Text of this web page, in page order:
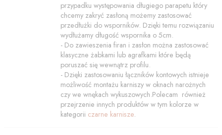
przypadku występowania długiego parapetu który
chcemy zakryć zasłoną możemy zastosować
przedłużki do wsporników. Dzięki temu rozwiązaniu
wydłużamy długość wspornika o 5cm.
- Do zawieszenia firan i zasłon można zastosować
klasyczne żabkami lub agrafkami które będą
poruszać się wewnątrz profilu.
- Dzięki zastosowaniu łączników kontowych istnieje
możliwość montażu karniszy w oknach narożnych
czy we wnękach wykuszowych.Polecam również
przejrzenie innych produktów w tym kolorze w
kategorii czarne karnisze.